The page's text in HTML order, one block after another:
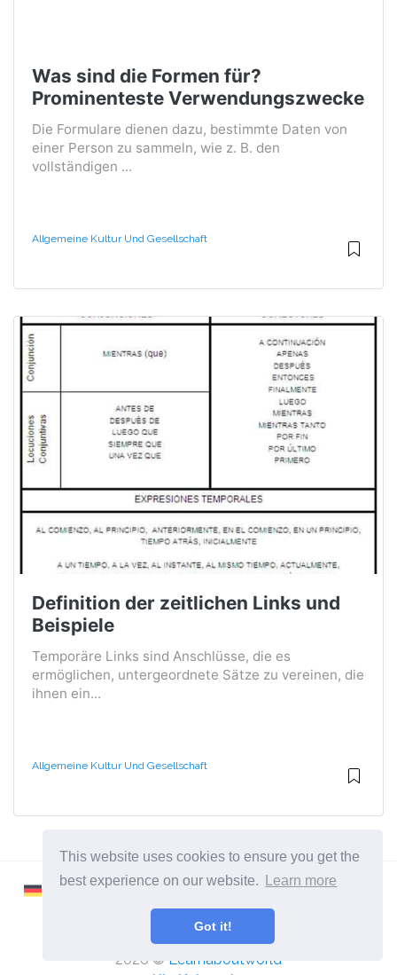
This website uses cookies to ensure you get the
best experience on our website.
Learn more
Got it!
Was sind die Formen für?
Prominenteste Verwendungszwecke
Die Formulare dienen dazu, bestimmte Daten von
einer Person zu sammeln, wie z. B. den
vollständigen ...
Allgemeine Kultur Und Gesellschaft
Definition der zeitlichen Links und
Beispiele
Temporäre Links sind Anschlüsse, die es
ermöglichen, untergeordnete Sätze zu vereinen, die
ihnen ein...
Allgemeine Kultur Und Gesellschaft
2026 © Learnaboutworld